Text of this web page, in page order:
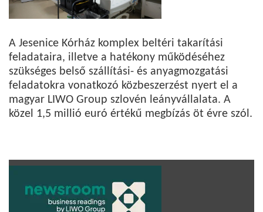
A Jesenice Kórház komplex beltéri takarítási
feladataira, illetve a hatékony működéséhez
szükséges belső szállítási- és anyagmozgatási
feladatokra vonatkozó közbeszerzést nyert el a
magyar LIWO Group szlovén leányvállalata. A
közel 1,5 millió euró értékű megbízás öt évre szól.